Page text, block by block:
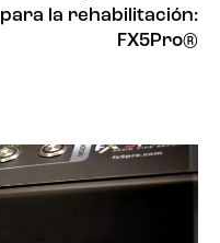
para la rehabilitación:
FX5Pro®